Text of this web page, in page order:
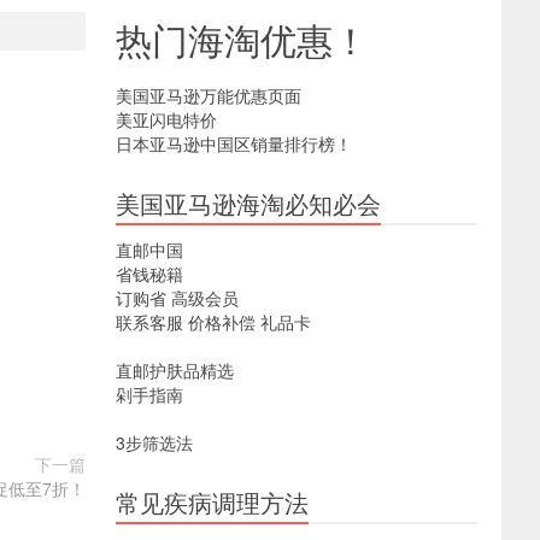
下一篇
至7折！
热门海淘优惠！
美国亚马逊万能优惠页面
美亚闪电特价
日本亚马逊中国区销量排行榜！
美国亚马逊海淘必知必会
直邮中国
省钱秘籍
订购省 高级会员
联系客服 价格补偿 礼品卡
直邮护肤品精选
剁手指南
3步筛选法
常见疾病调理方法